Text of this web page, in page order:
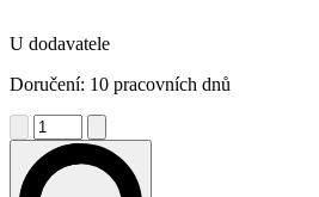
U dodavatele
Doručení: 10 pracovních dnů